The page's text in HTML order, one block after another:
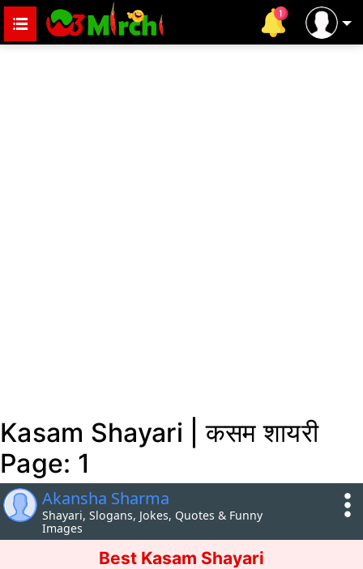
Kasam Shayari | कसम शायरी
Page: 1
Akansha Sharma
Shayari, Slogans, Jokes, Quotes & Funny
Images
Best Kasam Shayari